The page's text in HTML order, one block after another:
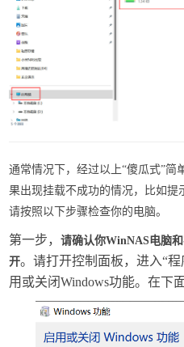
通常情况下，经过以上“傻瓜式”简
果出现挂载不成功的情况，比如
请按照以下步骤检查你的电脑。
第一步，请确认你WinNAS电脑
开。请打开控制面板，进入“
用或关闭Windows功能。在下